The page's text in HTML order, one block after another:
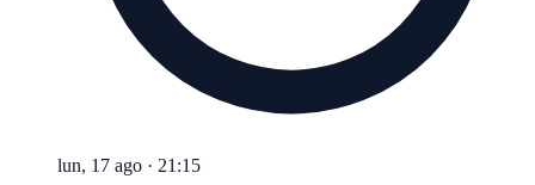
lun, 17 ago · 21:15